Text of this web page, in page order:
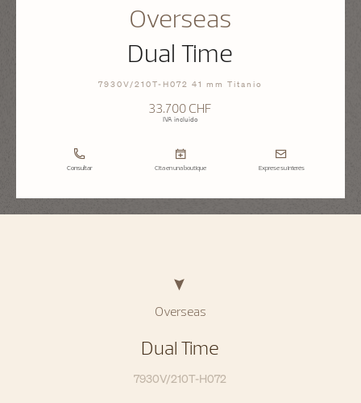
Overseas
Dual Time
7930V/210T-H072 41 mm Titanio
33.700 CHF
IVA incluido
Consultar Cita en una boutique Exprese su interés
Overseas
Dual Time
7930V/210T-H072